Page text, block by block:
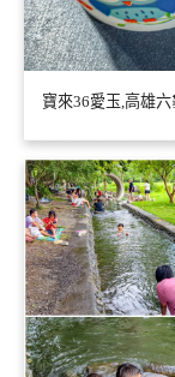
寶來36愛玉,高雄